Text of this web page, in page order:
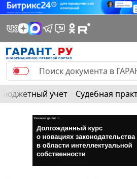
Бюджетный учет Судебная